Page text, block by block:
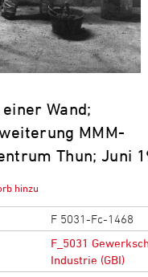
Wand;
MMM-
Thun; Juni
hinzu
F 5031-Fc-1468
F_5031
Industrie (GBI)